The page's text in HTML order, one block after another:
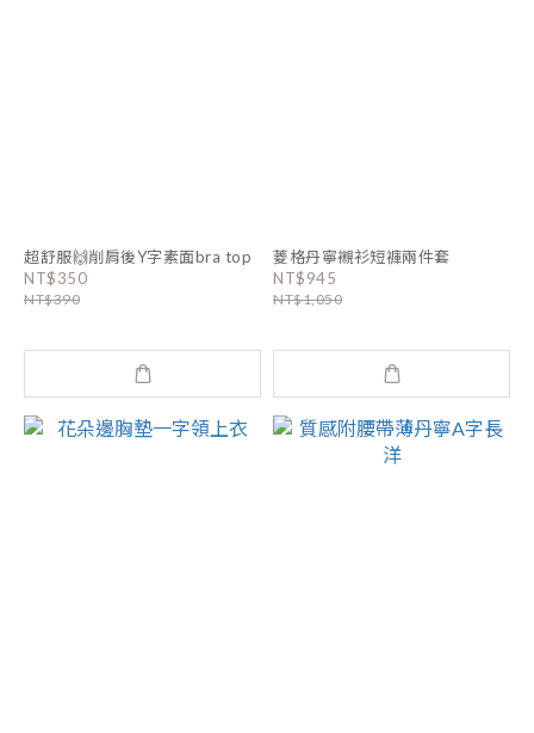
超舒服🙌削肩後Y字素面bra top
NT$350
NT$390
菱格丹寧襯衫短褲兩件套
NT$945
NT$1,050